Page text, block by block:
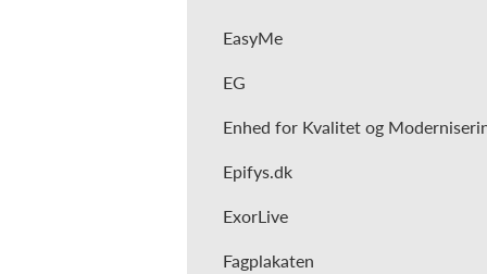
EasyMe
EG
Enhed for Kvalitet og
Epifys.dk
ExorLive
Fagplakaten